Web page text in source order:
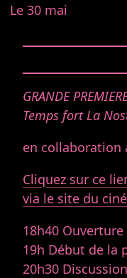
Le 30 mai
GRANDE
Temps fort La
en collaboration
Cliquez sur ce
via le site du
18h40
19h Début de la
20h30